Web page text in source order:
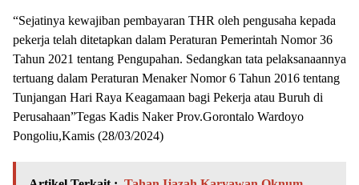
“Sejatinya kewajiban pembayaran THR oleh pengusaha kepada
pekerja telah ditetapkan dalam Peraturan Pemerintah Nomor 36
Tahun 2021 tentang Pengupahan. Sedangkan tata pelaksanaannya
tertuang dalam Peraturan Menaker Nomor 6 Tahun 2016 tentang
Tunjangan Hari Raya Keagamaan bagi Pekerja atau Buruh di
Perusahaan”Tegas Kadis Naker Prov.Gorontalo Wardoyo
Pongoliu,Kamis (28/03/2024)